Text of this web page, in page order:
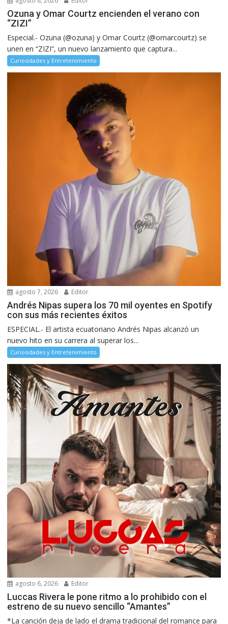
Ozuna y Omar Courtz encienden el verano con
“ZIZI”
Especial.- Ozuna (@ozuna) y Omar Courtz (@omarcourtz) se
unen en “ZIZI”, un nuevo lanzamiento que captura...
Curiosidades y Entretenimiento
agosto 7, 2026 Editor
Andrés Nipas supera los 70 mil oyentes en Spotify
con sus más recientes éxitos
ESPECIAL.- El artista ecuatoriano Andrés Nipas alcanzó un
nuevo hito en su carrera al superar los...
Curiosidades y Entretenimiento
agosto 6, 2026 Editor
Luccas Rivera le pone ritmo a lo prohibido con el
estreno de su nuevo sencillo “Amantes”
*La canción deja de lado el drama tradicional del romance para